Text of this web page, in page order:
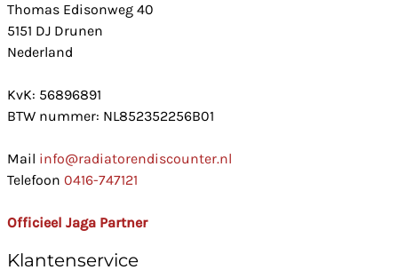
Thomas Edisonweg 40
5151 DJ Drunen
Nederland
KvK: 56896891
BTW nummer: NL852352256B01
Mail info@radiatorendiscounter.nl
Telefoon 0416-747121
Officieel Jaga Partner
Klantenservice